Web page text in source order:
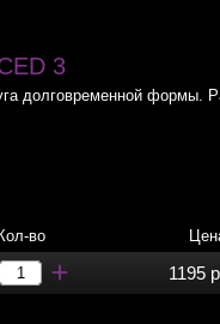
3
долговременной формы.
Кол-во
1195